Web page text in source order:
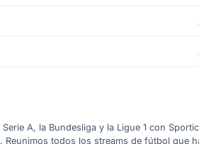
A, la Bundesliga y la Ligue 1 con
todos los streams de fútbol que